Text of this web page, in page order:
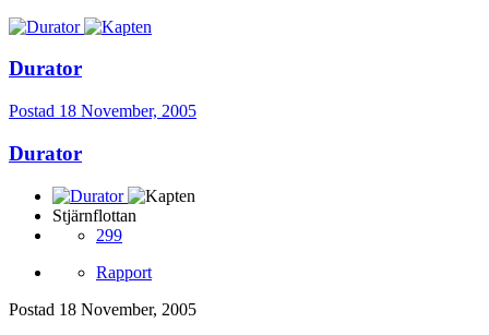
Durator
Postad 18 November, 2005
Durator
Stjärnflottan
299
Rapport
Postad 18 November, 2005